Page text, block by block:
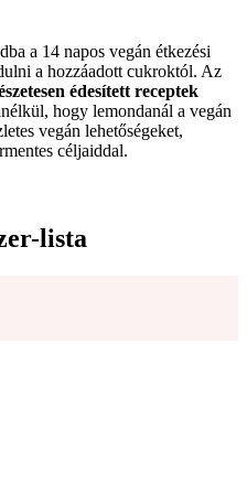
a 14 napos vegán étkezési
a hozzáadott cukroktól. Az
édesített receptek
hogy lemondanál a vegán
vegán lehetőségeket,
céljaiddal.
lista